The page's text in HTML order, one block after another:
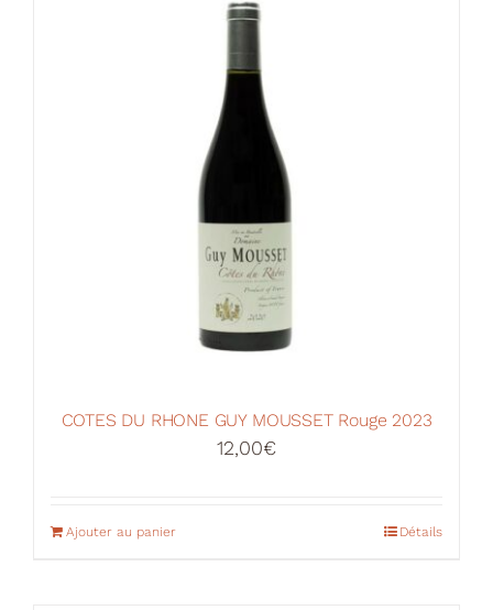
COTES DU RHONE GUY MOUSSET Rouge 2023
12,00€
Ajouter au panier Détails